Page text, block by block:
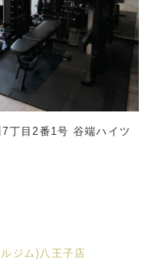
丁目2番1号 谷端ハイツ
ジム)八王子店